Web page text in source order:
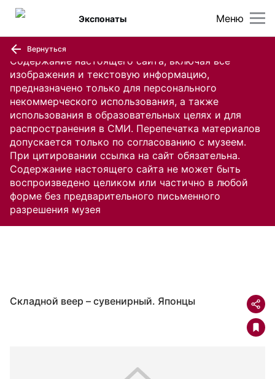
Содержание настоящего сайта, включая все
изображения и текстовую информацию,
предназначено только для персонального
некоммерческого использования, а также
использования в образовательных целях и для
распространения в СМИ. Перепечатка материалов
допускается только по согласованию с музеем.
При цитировании ссылка на сайт обязательна.
Содержание настоящего сайта не может быть
воспроизведено целиком или частично в любой
форме без предварительного письменного
разрешения музея
Меню
Экспонаты
Вернуться
Складной веер – сувенирный. Японцы